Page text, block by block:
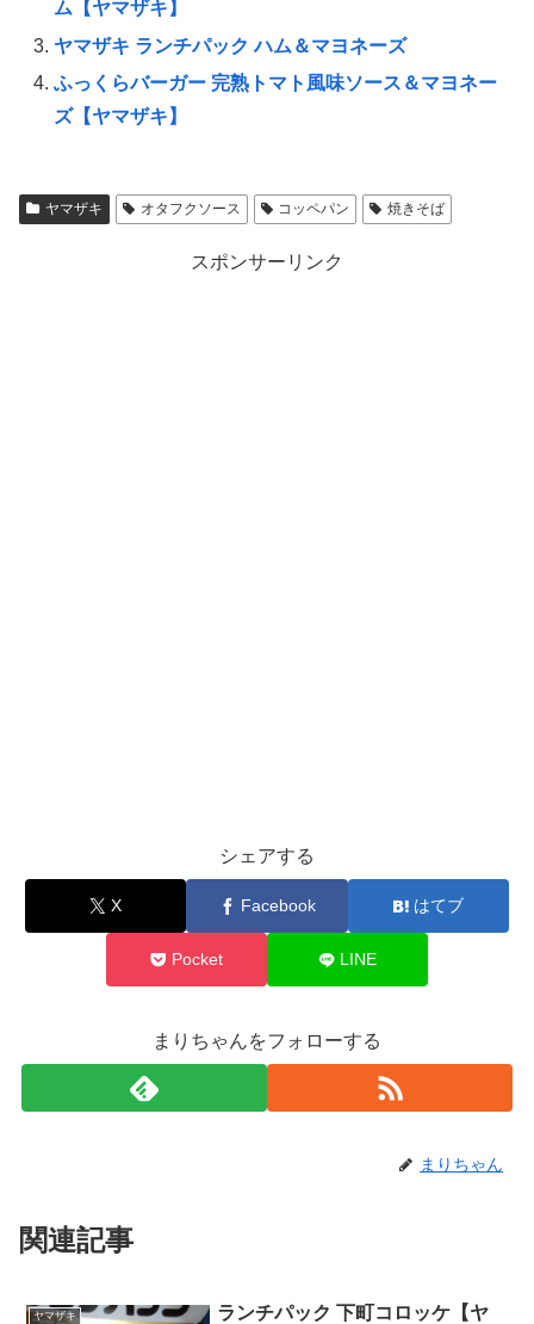
ム【ヤマザキ】
ヤマザキ ランチパック ハム＆マヨネーズ
ふっくらバーガー 完熟トマト風味ソース＆マヨネー
ズ【ヤマザキ】
ヤマザキ オタフクソース コッペパン 焼きそば
スポンサーリンク
シェアする
X Facebook はてブ
Pocket LINE
まりちゃんをフォローする
まりちゃん
関連記事
ヤマザキ
ランチパック 下町コロッケ【ヤ